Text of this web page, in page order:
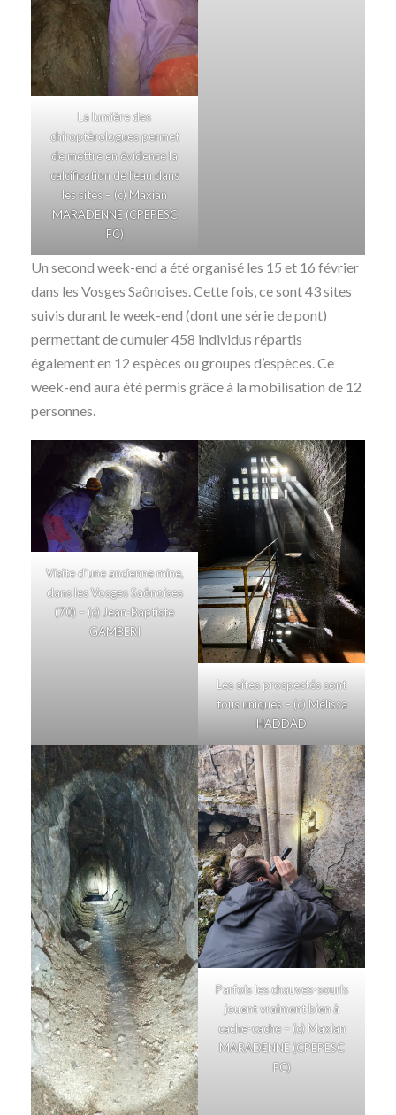
La lumière des
chiroptèrologues permet
de mettre en évidence la
calcification de l’eau dans
les sites – (c) Maxian
MARADENNE (CPEPESC
FC)
Un second week-end a été organisé les 15 et 16 février
dans les Vosges Saônoises. Cette fois, ce sont 43 sites
suivis durant le week-end (dont une série de pont)
permettant de cumuler 458 individus répartis
également en 12 espèces ou groupes d’espèces. Ce
week-end aura été permis grâce à la mobilisation de 12
personnes.
Visite d’une ancienne mine,
dans les Vosges Saônoises
(70) – (c) Jean-Baptiste
GAMBERI
Les sites prospectés sont
tous uniques – (c) Mélissa
HADDAD
Parfois les chauves-souris
jouent vraiment bien à
cache-cache – (c) Maxian
MARADENNE (CPEPESC
FC)